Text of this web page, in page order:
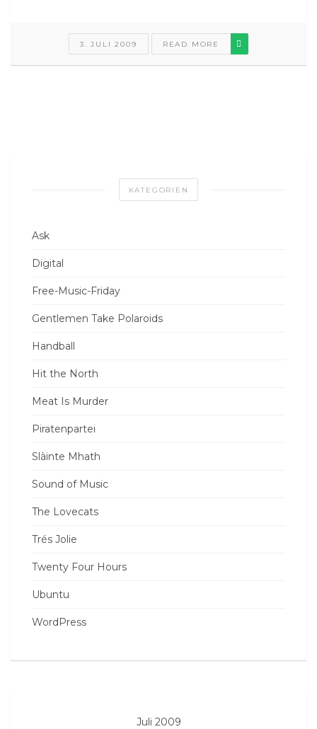
3. JULI 2009 READ MORE
KATEGORIEN
Ask
Digital
Free-Music-Friday
Gentlemen Take Polaroids
Handball
Hit the North
Meat Is Murder
Piratenpartei
Slàinte Mhath
Sound of Music
The Lovecats
Trés Jolie
Twenty Four Hours
Ubuntu
WordPress
Juli 2009